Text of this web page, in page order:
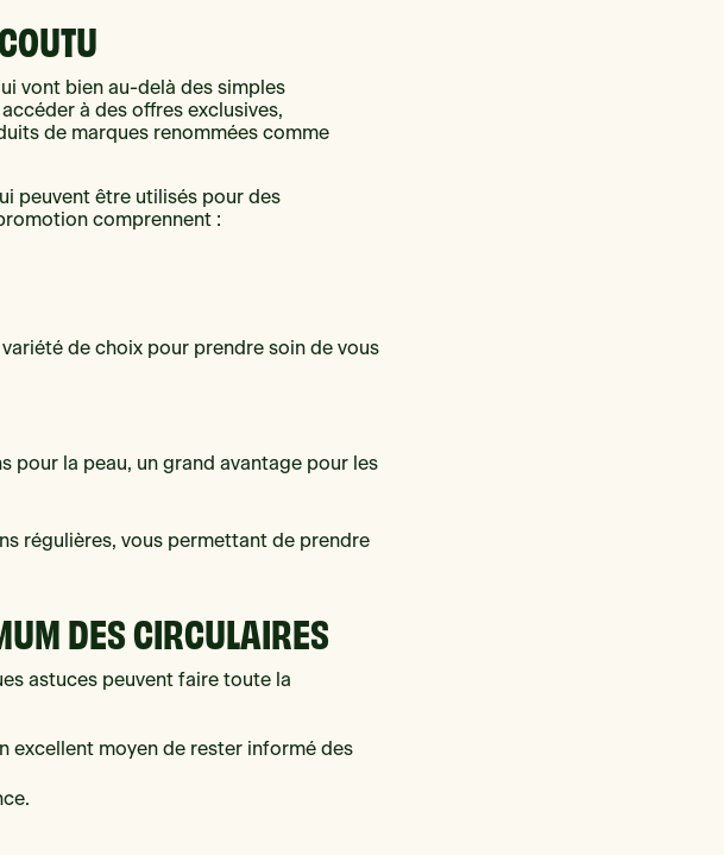
vont bien au-delà des simples
à des offres exclusives,
de marques renommées comme
peuvent être utilisés pour des
comprennent :
de choix pour prendre soin de vous
pour la peau, un grand avantage pour les
régulières, vous permettant de prendre
DES CIRCULAIRES
astuces peuvent faire toute la
excellent moyen de rester informé des